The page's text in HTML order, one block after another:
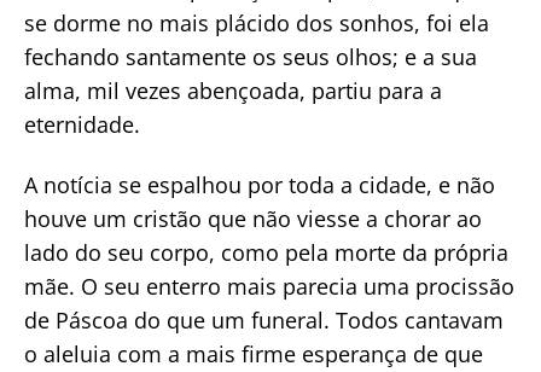
se dorme no mais plácido dos sonhos, foi ela
fechando santamente os seus olhos; e a sua
alma, mil vezes abençoada, partiu para a
eternidade.
A notícia se espalhou por toda a cidade, e não
houve um cristão que não viesse a chorar ao
lado do seu corpo, como pela morte da própria
mãe. O seu enterro mais parecia uma procissão
de Páscoa do que um funeral. Todos cantavam
o aleluia com a mais firme esperança de que